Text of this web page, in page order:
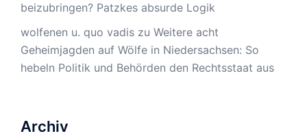
beizubringen? Patzkes absurde Logik
wolfenen u. quo vadis zu Weitere acht
Geheimjagden auf Wölfe in Niedersachsen: So
hebeln Politik und Behörden den Rechtsstaat aus
Archiv